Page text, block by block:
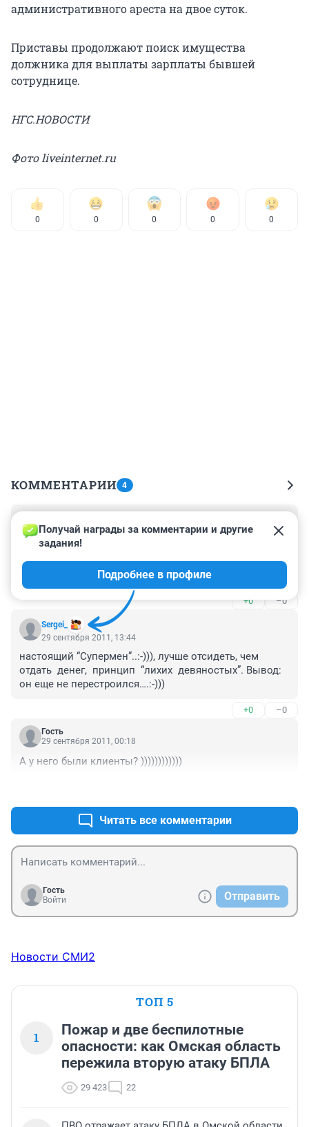
административного ареста на двое суток.
Приставы продолжают поиск имущества
должника для выплаты зарплаты бывшей
сотруднице.
НГС.НОВОСТИ
Фото liveinternet.ru
0 0 0 0 0
КОММЕНТАРИИ 4
14 октября 2011, 01:17
На самом деле диспетчеров, которым директор
Мидома не выплачивал зарплату очень много...
Увольнял их, находя причины (иногда просто
абсурдные...) и не выплачивал деньги.   Но на чужих
деньгах богатым не станешь!!!
+0 –0
Sergei_
Получай награды за комментарии и другие
задания!
Подробнее в профиле
29 сентября 2011, 13:44
настоящий “Супермен”..:-))), лучше отсидеть, чем
отдать  денег,  принцип  “лихих  девяностых”. Вывод:
он еще не перестроился….:-)))
+0 –0
Гость
29 сентября 2011, 00:18
А у него были клиенты? ))))))))))))
Читать все комментарии
Гость
Войти
Отправить
Новости СМИ2
ТОП 5
1
Пожар и две беспилотные
опасности: как Омская область
пережила вторую атаку БПЛА
29 423 22